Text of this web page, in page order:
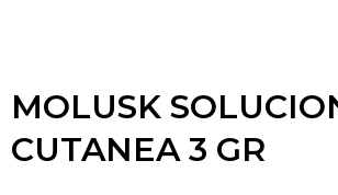
MOLUSK
CUTANEA 3 GR